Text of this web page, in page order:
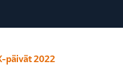
päivät 2022